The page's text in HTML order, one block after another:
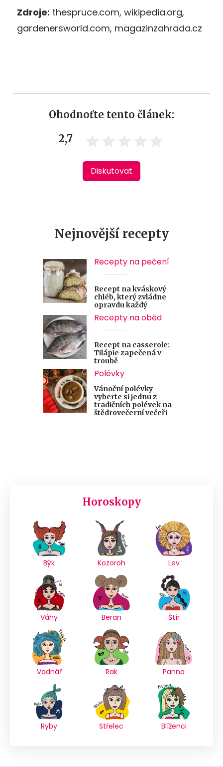
Zdroje: thespruce.com, wikipedia.org,
gardenersworld.com, magazinzahrada.cz
Ohodnoťte tento článek:
2,7
Diskutovat
Nejnovější recepty
Recepty na pečení
Recept na kváskový
chléb, který zvládne
opravdu každý
Recepty na oběd
Recept na casserole:
Tilápie zapečená v
troubě
Polévky
Vánoční polévky –
vyberte si jednu z
tradičních polévek na
štědrovečerní večeři
Horoskopy
Býk Kozoroh Lev
Váhy Beran Štír
Vodnář Rak Panna
Ryby Střelec Blíženci